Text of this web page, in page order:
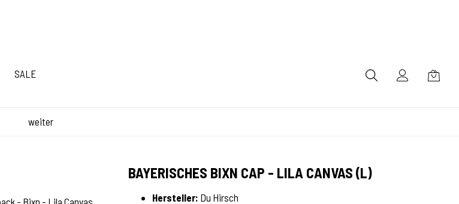
SALE
weiter
BAYERISCHES BIXN CAP - LILA CANVAS (L)
Hersteller: Du Hirsch